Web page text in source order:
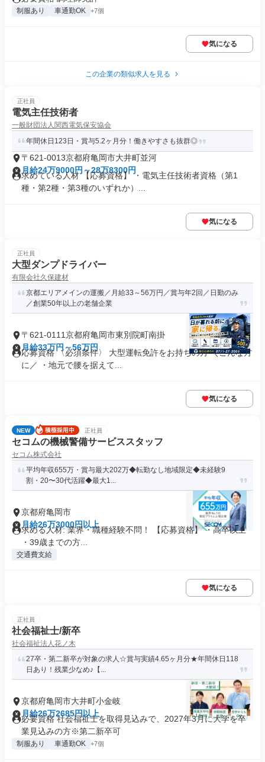
制服あり 車通勤OK +7個
気になる
この企業の類似求人を見る
正社員
電気主任技術者
一般財団法人関西電気保安協会
年間休日123日・賞与5.2ヶ月分！働きやすさも抜群◎
〒621-0013京都府亀岡市大井町並河
月給24万9000円～28万8300円
求めている人材 【応募資格】 ・電気主任技術者資格（第1
種・第2種・第3種のいずれか）...
気になる
正社員
大型ダンプドライバー
有限会社久保建材
京都エリアメインの運搬／月給33～56万円／賞与年2回／日勤のみ
／創業50年以上の老舗企業
〒621-0111京都府亀岡市東別院町南掛
月給33万円～56万円
応募資格 〈必須条件〉 大型運転免許をお持ちの方 ＼こんな方
に／ ・地元で腰を据えて...
気になる
NEW 正社員
セコムの機械警備サービススタッフ
セコム株式会社
平均年収655万・賞与最大202万◆転勤なし地域限定◆未経験9
割・20〜30代活躍◆最大1...
京都府亀岡市
月給26万3000円以上
求める人材: 業界・職種経験不問！ 【応募資格】 ・高卒以上
・39歳までの方...
交通費支給
気になる
正社員
社会福祉士/新卒
社会福祉法人花ノ木
27卒・第二新卒が対象の求人☆賞与実績4.65ヶ月分★年間休日118
日あり！残業少なめ♪【...
京都府亀岡市大井町小金岐
月給26万2685円以上
必要資格 社会福祉士を取得見込みで、2027年3月に大学を卒
業見込みの方※第二新卒可
制服あり 車通勤OK +7個